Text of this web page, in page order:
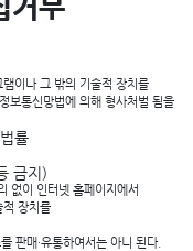
거부
이나 그 밖의 기술적 장치를
보통신망법에 의해 형사처벌 됨을
률
금지)
없이 인터넷 홈페이지에서
적 장치를
판매·유통하여서는 아니 된다.